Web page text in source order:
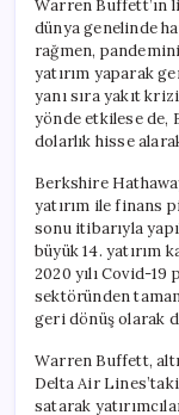
Warren Buffett’ın
dünya genelinde
rağmen,
yatırım yaparak
yanı sıra yakıt
yönde etkilese de,
dolarlık hisse
Berkshire
yatırım ile finans
sonu itibarıyla
büyük 14. yatırım
2020 yılı Covid-19
sektöründen
geri dönüş olarak
Warren Buffett,
Delta Air
satarak